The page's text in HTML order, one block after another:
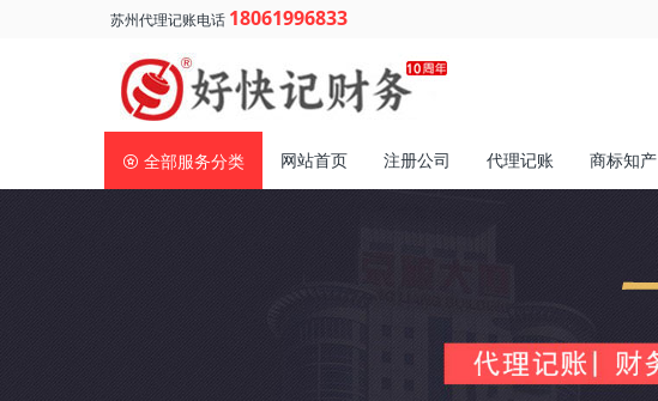
苏州代理记账电话 18061996833
全部服务分类 网站首页 注册公司 代理记账 商标知产